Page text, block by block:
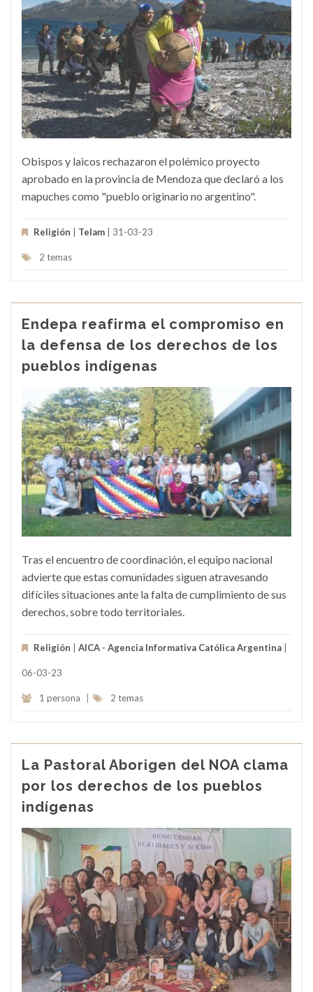
Obispos y laicos rechazaron el polémico proyecto
aprobado en la provincia de Mendoza que declaró a los
mapuches como "pueblo originario no argentino".
Religión Telam | 31-03-23
2 temas
Endepa reafirma el compromiso en
la defensa de los derechos de los
pueblos indígenas
Tras el encuentro de coordinación, el equipo nacional
advierte que estas comunidades siguen atravesando
difíciles situaciones ante la falta de cumplimiento de sus
derechos, sobre todo territoriales.
Religión AICA - Agencia Informativa Católica Argentina
06-03-23
1 persona 2 temas
La Pastoral Aborigen del NOA clama
por los derechos de los pueblos
indígenas